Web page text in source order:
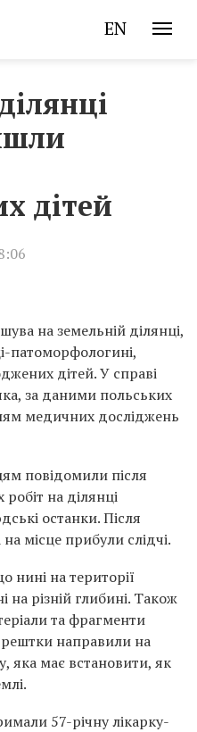
EN
дітей
на земельній ділянці,
патоморфологині,
дітей. У справі
за даними польських
медичних досліджень
повідомили після
на ділянці
останки. Після
місце прибули слідчі.
нині на території
на різній глибині. Також
та фрагменти
рештки направили на
яка має встановити, як
57-річну лікарку-